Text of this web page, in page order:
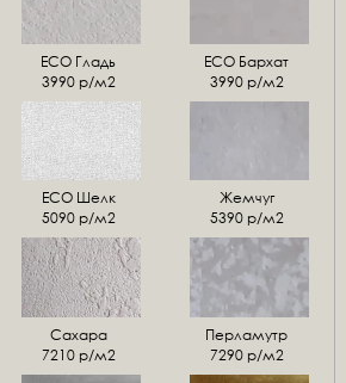
ЕСО Гладь
3990 р/м2
ECO Бархат
3990 р/м2
ЕСО Шелк
5090 р/м2
Жемчуг
5390 р/м2
Сахара
7210 р/м2
Перламутр
7290 р/м2